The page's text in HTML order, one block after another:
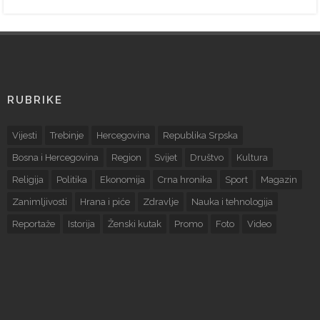
RUBRIKE
Vijesti Trebinje Hercegovina Republika Srpska
Bosna i Hercegovina Region Svijet Društvo Kultura
Religija Politika Ekonomija Crna hronika Sport Magazin
Zanimljivosti Hrana i piće Zdravlje Nauka i tehnologija
Reportaže Istorija Ženski kutak Promo Foto Video